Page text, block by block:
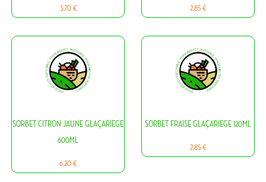
Prix
3,70 € Prix
2,85 €
SORBET CITRON JAUNE GLAÇARIEGE
600ML
Prix
6,20 €
SORBET FRAISE GLAÇARIEGE 120ML
Prix
2,85 €